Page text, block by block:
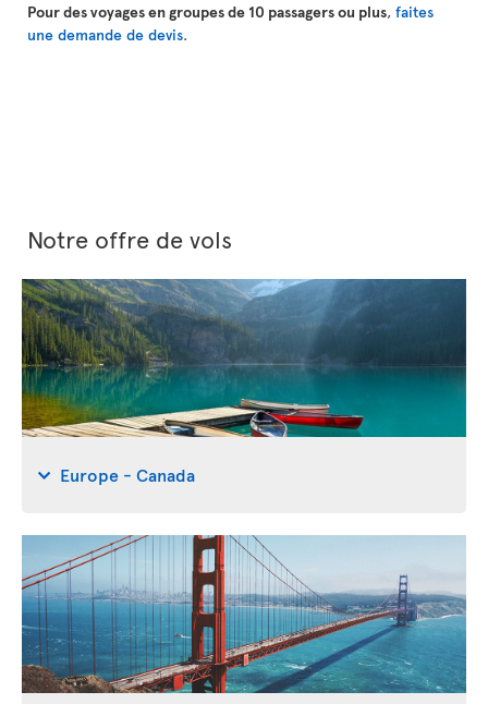
Pour des voyages en groupes de 10 passagers ou plus, faites
une demande de devis.
Notre offre de vols
Europe - Canada